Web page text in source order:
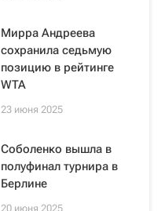
Мирра Андреева
сохранила седьмую
позицию в рейтинге
WTA
23 июня 2025
Соболенко вышла в
полуфинал турнира в
Берлине
20 июня 2025